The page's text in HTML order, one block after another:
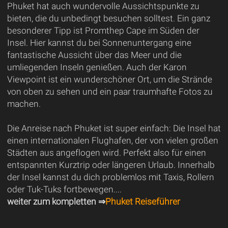
Phuket hat auch wundervolle Aussichtspunkte zu
bieten, die du unbedingt besuchen solltest. Ein ganz
besonderer Tipp ist Promthep Cape im Süden der
Insel. Hier kannst du bei Sonnenuntergang eine
fantastische Aussicht über das Meer und die
umliegenden Inseln genießen. Auch der Karon
Viewpoint ist ein wunderschöner Ort, um die Strände
von oben zu sehen und ein paar traumhafte Fotos zu
machen.
Die Anreise nach Phuket ist super einfach: Die Insel hat
einen internationalen Flughafen, der von vielen großen
Städten aus angeflogen wird. Perfekt also für einen
entspannten Kurztrip oder längeren Urlaub. Innerhalb
der Insel kannst du dich problemlos mit Taxis, Rollern
oder Tuk-Tuks fortbewegen....
weiter zum kompletten ⇒Phuket Reiseführer